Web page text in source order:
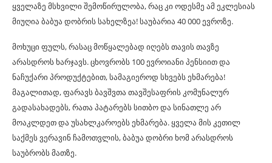
ყველაზე მსხვილი შემოწირულობა, რაც კი ოდესმე ამ ეკლესიას
მიუღია ბაბუა დობრის სახელზეა! საუბარია 40 000 ევროზე.
მოხუცი ფულს, რასაც მოწყალებად იღებს თავის თავზე
არასდროს ხარჯავს. ცხოვრობს 100 ევროიანი პენსიით და
ნაჩუქარი პროდუქტებით, სამაგიეროდ სხვებს ეხმარება!
მაგალითად, ფარავს ბავშვთა თავშესაფრის კომუნალურ
გადასახადებს, რათა პატარებს სითბო და სინათლე არ
მოაკლდეთ და უსახლკაროებს ეხმარება. ყველა მის კეთილ
საქმეს ვერავინ ჩამოთვლის, ბაბუა დობრი ხომ არასდროს
საუბრობს მათზე.